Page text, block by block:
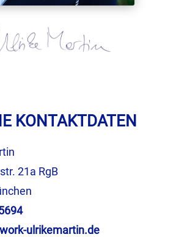
KONTAKTDATEN
21a RgB
ulrikemartin.de